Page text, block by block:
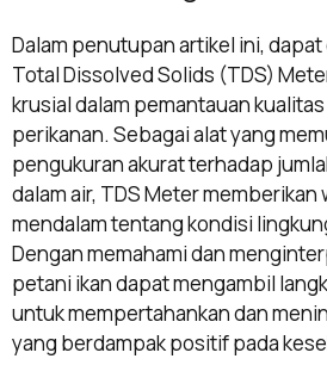
Dalam penutupan artikel ini,
Total Dissolved Solids (TDS)
krusial dalam pemantauan
perikanan. Sebagai alat yang
pengukuran akurat terhadap
dalam air, TDS Meter memberikan
mendalam tentang kondisi
Dengan memahami dan
petani ikan dapat mengambil
untuk mempertahankan dan
yang berdampak positif pada